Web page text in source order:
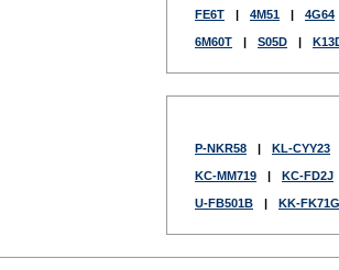
FE6T | 4M51 | 4G64
6M60T | S05D |
P-NKR58 | KL-CYY23
KC-MM719 | KC-FD2J
U-FB501B | KK-FK71G